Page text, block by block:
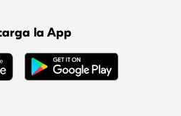
la App